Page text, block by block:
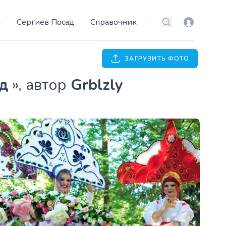
Сергиев Посад Справочник Поиск Вход
ЗАГРУЗИТЬ ФОТО
», автор Grblzly